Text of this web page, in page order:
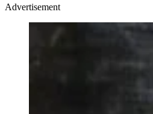
Advertisement